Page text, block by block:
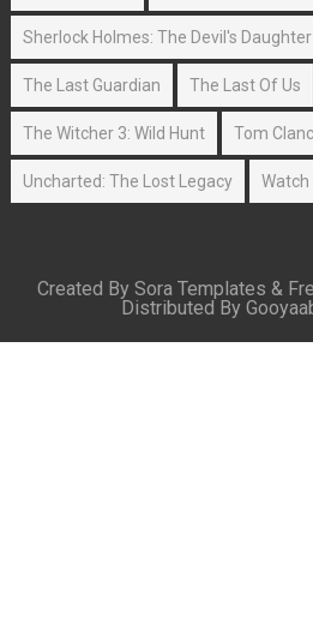
Sherlock Holmes: The Devil's Daughter
The Last Guardian The Last Of Us
The Witcher 3: Wild Hunt Tom
Uncharted: The Lost Legacy Watch
Created By Sora Templates &
Distributed By